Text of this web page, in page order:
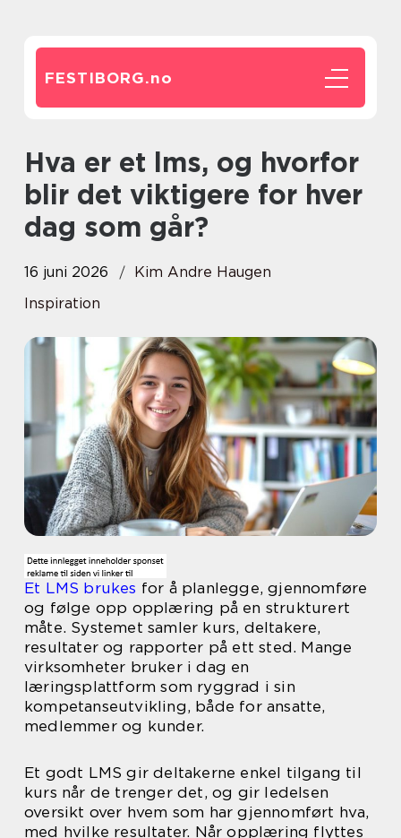
FESTIBORG.no
Hva er et lms, og hvorfor
blir det viktigere for hver
dag som går?
16 juni 2026
Kim Andre Haugen
Inspiration
Et LMS brukes for å planlegge, gjennomføre
og følge opp opplæring på en strukturert
måte. Systemet samler kurs, deltakere,
resultater og rapporter på ett sted. Mange
virksomheter bruker i dag en
læringsplattform som ryggrad i sin
kompetanseutvikling, både for ansatte,
medlemmer og kunder.
Et godt LMS gir deltakerne enkel tilgang til
kurs når de trenger det, og gir ledelsen
oversikt over hvem som har gjennomført hva,
med hvilke resultater. Når opplæring flyttes